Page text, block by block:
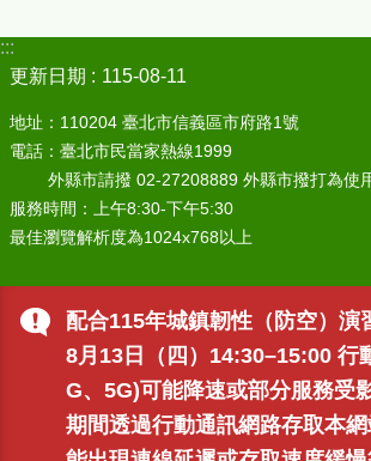
配合115年城鎮韌性（防空）演
8月13日（四）14:30–15:00 行
G、5G)可能降速或部分服務受
期間透過行動通訊網路存取本
:::
更新日期
115-08-11
地址：110204 臺北市信義區市府路1號
電話：臺北市民當家熱線1999
外縣市請撥 02-27208889 外縣市撥打為使
服務時間：上午8:30-下午5:30
最佳瀏覽解析度為1024x768以上